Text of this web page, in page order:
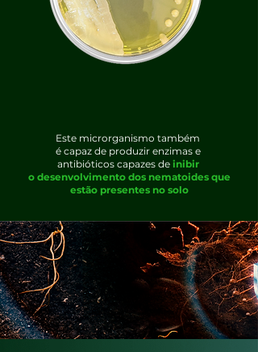
Este microrganismo também
é capaz de produzir enzimas e
antibióticos capazes de inibir
o desenvolvimento dos nematoides que
estão presentes no solo